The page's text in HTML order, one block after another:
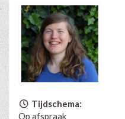
Tijdschema:
Op afspraak